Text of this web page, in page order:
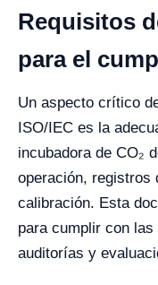
Requisitos
para el
Un aspecto crítico
ISO/IEC es la
incubadora de CO₂
operación, registros
calibración. Esta
para cumplir con
auditorías y